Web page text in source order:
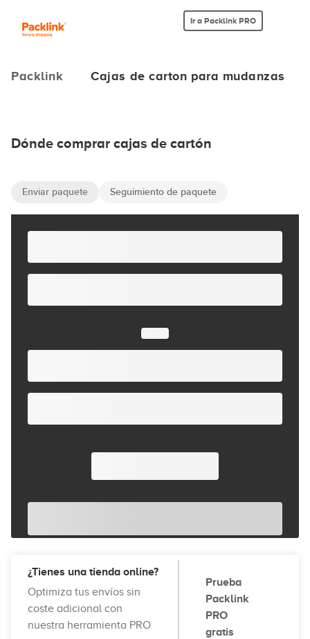
Ir a Packlink PRO
Packlink Cajas de carton para mudanzas
Dónde comprar cajas de cartón
Enviar paquete Seguimiento de paquete
¿Tienes una tienda online?
Optimiza tus envíos sin
coste adicional con
nuestra herramienta PRO
Prueba
Packlink
PRO
gratis